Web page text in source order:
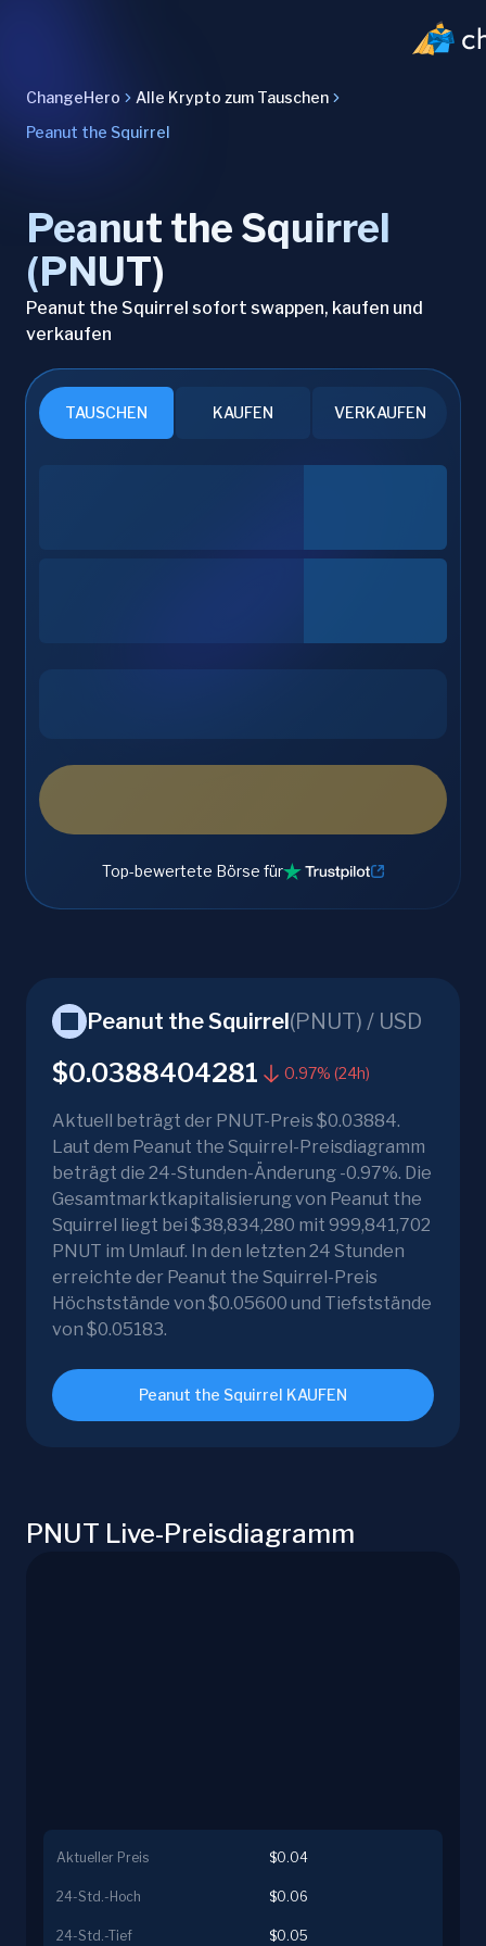
ChangeHero
Alle Krypto zum Tauschen
Peanut the Squirrel
Peanut the Squirrel
(PNUT)
Peanut the Squirrel sofort swappen, kaufen und
verkaufen
TAUSCHEN KAUFEN VERKAUFEN
Top-bewertete Börse für
Peanut the Squirrel(PNUT) / USD
$0.0388404281 0.97% (24h)
Aktuell beträgt der PNUT-Preis $0.03884.
Laut dem Peanut the Squirrel-Preisdiagramm
beträgt die 24-Stunden-Änderung -0.97%. Die
Gesamtmarktkapitalisierung von Peanut the
Squirrel liegt bei $38,834,280 mit 999,841,702
PNUT im Umlauf. In den letzten 24 Stunden
erreichte der Peanut the Squirrel-Preis
Höchststände von $0.05600 und Tiefststände
von $0.05183.
Peanut the Squirrel KAUFEN
PNUT Live-Preisdiagramm
Aktueller Preis $0.04
24-Std.-Hoch $0.06
24-Std.-Tief $0.05